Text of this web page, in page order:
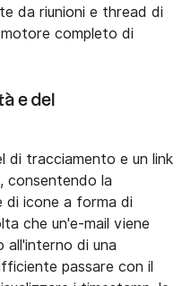
da riunioni e thread di
completo di
e del
di tracciamento e un link
consentendo la
di icone a forma di
che un'e-mail viene
all'interno di una
passare con il